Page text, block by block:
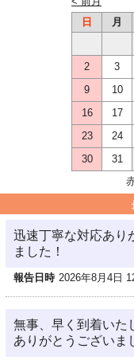
日
月
2
3
9
10
16
17
23
24
30
31
迅速丁寧な対応あり
ました！
報告日時 2026年8月4日
無事、早く到着いた
ありがとうございま